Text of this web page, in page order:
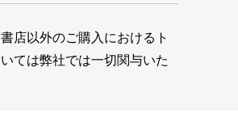
店以外のご購入におけるト
ては弊社では一切関与いた